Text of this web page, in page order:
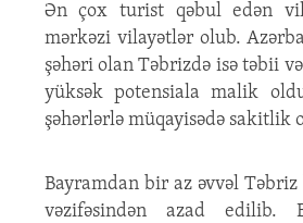
Ən çox turist qəbul edən
mərkəzi vilayətlər olub.
şəhəri olan Təbrizdə isə təbii
yüksək potensiala malik
şəhərlərlə müqayisədə sakitlik
Bayramdan bir az əvvəl Təbriz
vəzifəsindən azad edilib.